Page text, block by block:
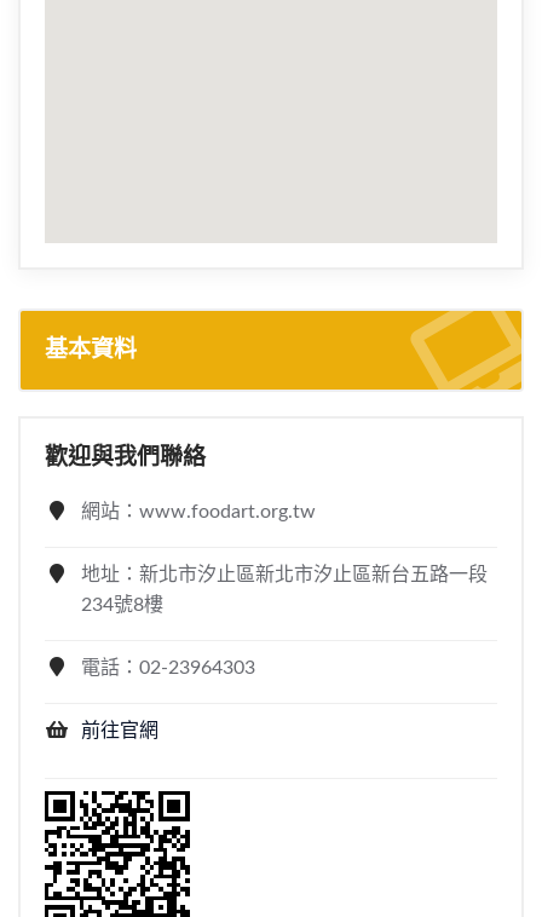
基本資料
歡迎與我們聯絡
網站：www.foodart.org.tw
地址：新北市汐止區新北市汐止區新台五路一段
234號8樓
電話：02-23964303
前往官網